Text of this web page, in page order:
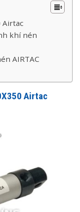
Airtac
khí nén
AIRTAC
Airtac